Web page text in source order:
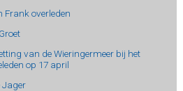
Frank overleden
van de Wieringermeer bij het
op 17 april
Jager